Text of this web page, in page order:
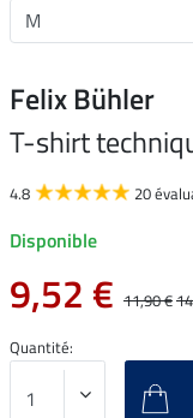
Felix Bühler
T-shirt
4.8 20
Disponible
9,52 € 11,90 €
Quantité: